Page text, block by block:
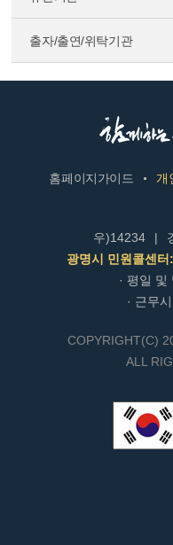
출자/출연/위탁기관
홈페이지가이드 개
우)14234 |
광명시 민원콜센
· 평일
· 근무
COPYRIGHT(C)
ALL